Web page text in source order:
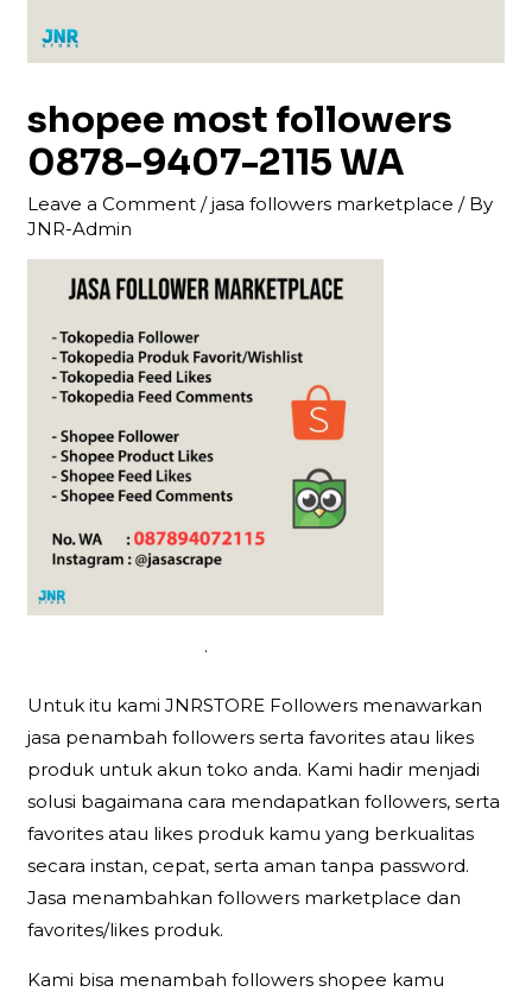
shopee most followers
0878-9407-2115 WA
Leave a Comment /jasa followers marketplace / By
JNR-Admin
.
Untuk itu kami JNRSTORE Followers menawarkan
jasa penambah followers serta favorites atau likes
produk untuk akun toko anda. Kami hadir menjadi
solusi bagaimana cara mendapatkan followers, serta
favorites atau likes produk kamu yang berkualitas
secara instan, cepat, serta aman tanpa password.
Jasa menambahkan followers marketplace dan
favorites/likes produk.
Kami bisa menambah followers shopee kamu